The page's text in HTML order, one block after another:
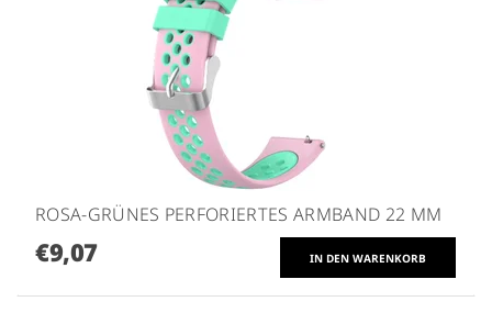
ROSA-GRÜNES PERFORIERTES ARMBAND 22 MM
€9,07